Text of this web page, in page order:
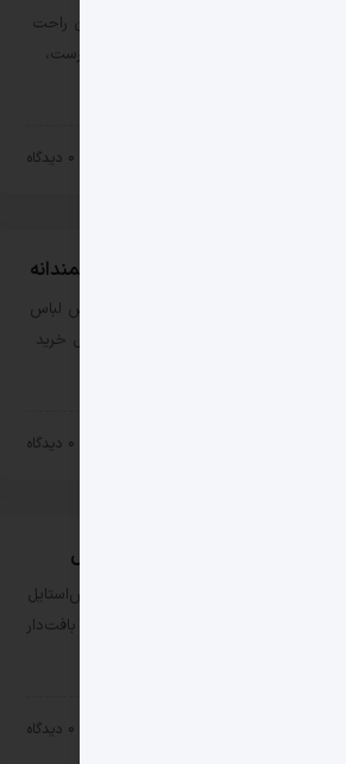
کوچک است و به سختی می‌توانید در آن راحت
باشیم با تصمیمات دکوراسیونی نادرست،
0 دیدگاه
کامل برای خریدهای هوشمندانه
کامل برای خریدهای هوشمندانه بورس لباس
برای خانواده‌هایی است که به دنبال خرید
0 دیدگاه
برای استایل‌های جذاب و خاص
محبوب‌ترین گزینه‌ها برای دختران خوش‌استایل
ترکیب جذاب طراحی خاص با پارچه‌ای بافت‌دار
0 دیدگاه